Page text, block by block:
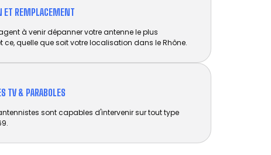
ET REMPLACEMENT​
à venir dépanner votre antenne le plus
ce, quelle que soit votre localisation dans le Rhône.
TV & PARABOLES
sont capables d'intervenir sur tout type